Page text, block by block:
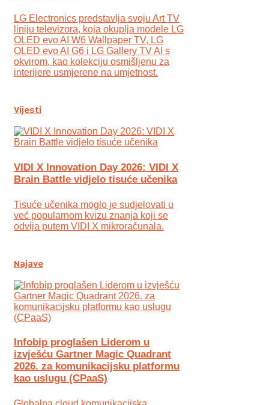
LG Electronics predstavlja svoju Art TV
liniju televizora, koja okuplja modele LG
OLED evo AI W6 Wallpaper TV, LG
OLED evo AI G6 i LG Gallery TV AI s
okvirom, kao kolekciju osmišljenu za
interijere usmjerene na umjetnost.
Vijesti
VIDI X Innovation Day 2026: VIDI X
Brain Battle vidjelo tisuće učenika
Tisuće učenika moglo je sudjelovati u
već popularnom kvizu znanja koji se
odvija putem VIDI X mikroračunala.
Najave
Infobip proglašen Liderom u
izvješću Gartner Magic Quadrant
2026. za komunikacijsku platformu
kao uslugu (CPaaS)